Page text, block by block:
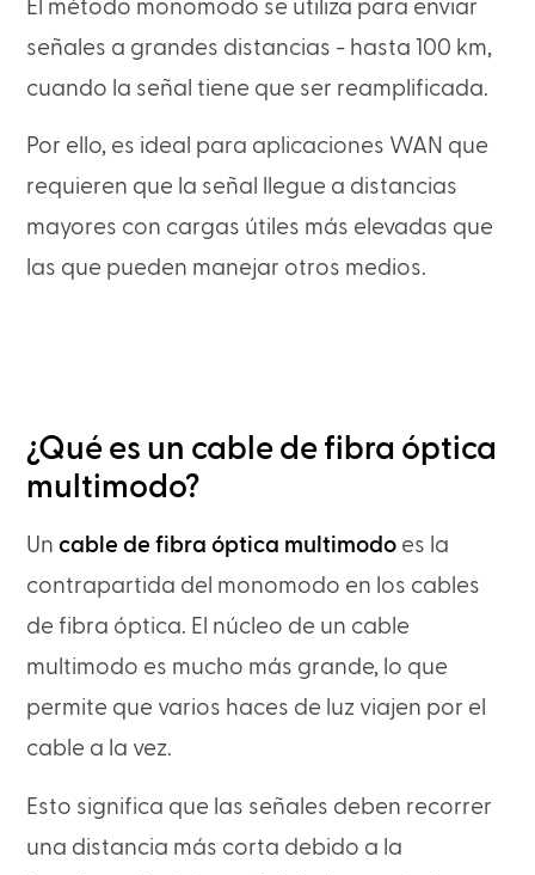
El método monomodo se utiliza para enviar
señales a grandes distancias - hasta 100 km,
cuando la señal tiene que ser reamplificada.
Por ello, es ideal para aplicaciones WAN que
requieren que la señal llegue a distancias
mayores con cargas útiles más elevadas que
las que pueden manejar otros medios.
¿Qué es un cable de fibra óptica
multimodo?
Uncable de fibra óptica multimodo es la
contrapartida del monomodo en los cables
de fibra óptica. El núcleo de un cable
multimodo es mucho más grande, lo que
permite que varios haces de luz viajen por el
cable a la vez.
Esto significa que las señales deben recorrer
una distancia más corta debido a la